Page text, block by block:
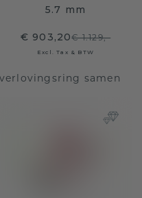
5.7 mm
€ 903,20€ 1.129,-
Excl. Tax & BTW
samen